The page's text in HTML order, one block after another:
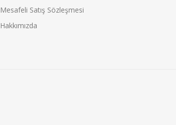
Mesafeli Satış Sözleşmesi
Hakkımızda